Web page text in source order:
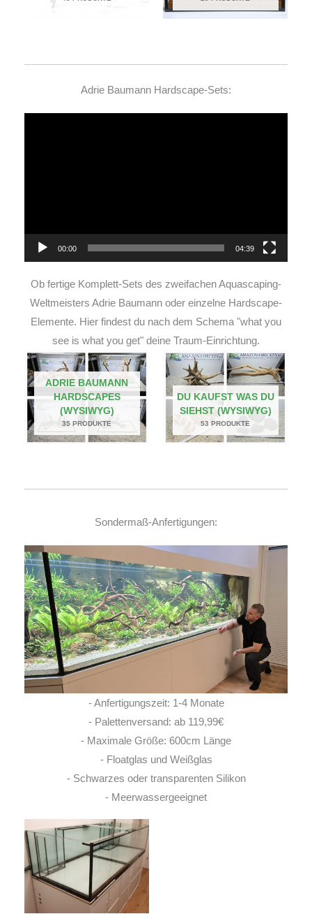
Adrie Baumann Hardscape-Sets:
00:00 04:39
Ob fertige Komplett-Sets des zweifachen Aquascaping-
Weltmeisters Adrie Baumann oder einzelne Hardscape-
Elemente. Hier findest du nach dem Schema "what you
see is what you get" deine Traum-Einrichtung.
ADRIE BAUMANN
HARDSCAPES
(WYSIWYG)
35 PRODUKTE
DU KAUFST WAS DU
SIEHST (WYSIWYG)
53 PRODUKTE
Sondermaß-Anfertigungen:
- Anfertigungszeit: 1-4 Monate
- Palettenversand: ab 119,99€
- Maximale Größe: 600cm Länge
- Floatglas und Weißglas
- Schwarzes oder transparenten Silikon
- Meerwassergeeignet